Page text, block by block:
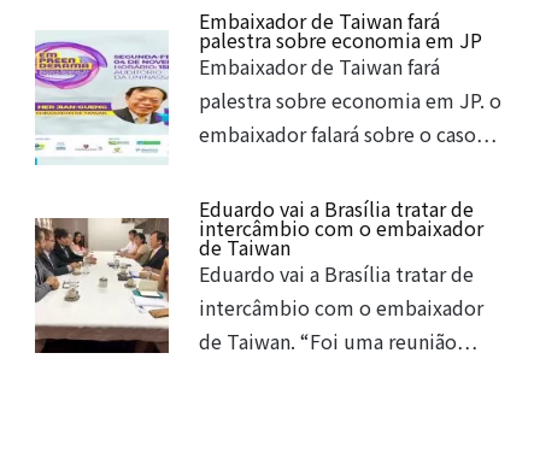
Embaixador de Taiwan fará
palestra sobre economia em JP
Embaixador de Taiwan fará
palestra sobre economia em JP. o
embaixador falará sobre o caso…
Eduardo vai a Brasília tratar de
intercâmbio com o embaixador
de Taiwan
Eduardo vai a Brasília tratar de
intercâmbio com o embaixador
de Taiwan. “Foi uma reunião…